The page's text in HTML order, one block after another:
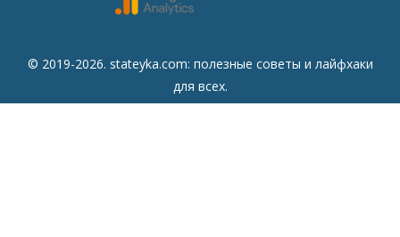
© 2019-2026. stateyka.com: полезные советы и лайфхаки
для всех.